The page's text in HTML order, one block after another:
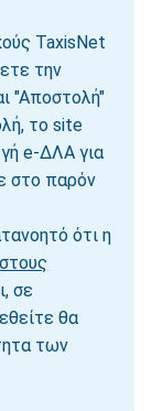
TaxisNet
την
"Αποστολή"
το site
e-ΔΛΑ για
στο παρόν
ότι η
σε
θα
των